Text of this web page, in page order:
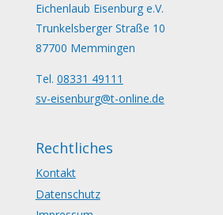
Eichenlaub Eisenburg e.V.
Trunkelsberger Straße 10
87700 Memmingen
Tel. 08331 49111
sv-eisenburg@t-online.de
Rechtliches
Kontakt
Datenschutz